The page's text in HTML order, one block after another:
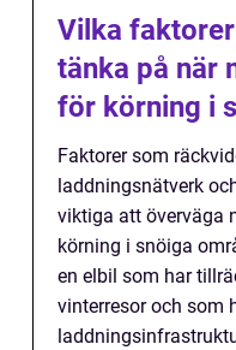
Vilka
tänka på när
för körning i
Faktorer som
laddningsnätverk
viktiga att överväga
körning i snöiga
en elbil som har
vinterresor och som